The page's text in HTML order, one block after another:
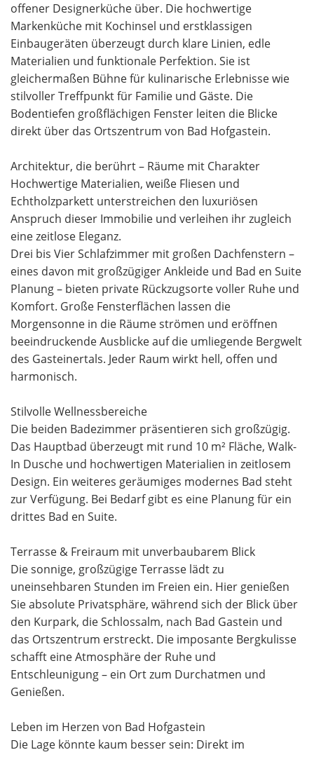
offener Designerküche über. Die hochwertige
Markenküche mit Kochinsel und erstklassigen
Einbaugeräten überzeugt durch klare Linien, edle
Materialien und funktionale Perfektion. Sie ist
gleichermaßen Bühne für kulinarische Erlebnisse wie
stilvoller Treffpunkt für Familie und Gäste. Die
Bodentiefen großflächigen Fenster leiten die Blicke
direkt über das Ortszentrum von Bad Hofgastein.
Architektur, die berührt – Räume mit Charakter
Hochwertige Materialien, weiße Fliesen und
Echtholzparkett unterstreichen den luxuriösen
Anspruch dieser Immobilie und verleihen ihr zugleich
eine zeitlose Eleganz.
Drei bis Vier Schlafzimmer mit großen Dachfenstern –
eines davon mit großzügiger Ankleide und Bad en Suite
Planung – bieten private Rückzugsorte voller Ruhe und
Komfort. Große Fensterflächen lassen die
Morgensonne in die Räume strömen und eröffnen
beeindruckende Ausblicke auf die umliegende Bergwelt
des Gasteinertals. Jeder Raum wirkt hell, offen und
harmonisch.
Stilvolle Wellnessbereiche
Die beiden Badezimmer präsentieren sich großzügig.
Das Hauptbad überzeugt mit rund 10 m² Fläche, Walk-
In Dusche und hochwertigen Materialien in zeitlosem
Design. Ein weiteres geräumiges modernes Bad steht
zur Verfügung. Bei Bedarf gibt es eine Planung für ein
drittes Bad en Suite.
Terrasse & Freiraum mit unverbaubarem Blick
Die sonnige, großzügige Terrasse lädt zu
uneinsehbaren Stunden im Freien ein. Hier genießen
Sie absolute Privatsphäre, während sich der Blick über
den Kurpark, die Schlossalm, nach Bad Gastein und
das Ortszentrum erstreckt. Die imposante Bergkulisse
schafft eine Atmosphäre der Ruhe und
Entschleunigung – ein Ort zum Durchatmen und
Genießen.
Leben im Herzen von Bad Hofgastein
Die Lage könnte kaum besser sein: Direkt im